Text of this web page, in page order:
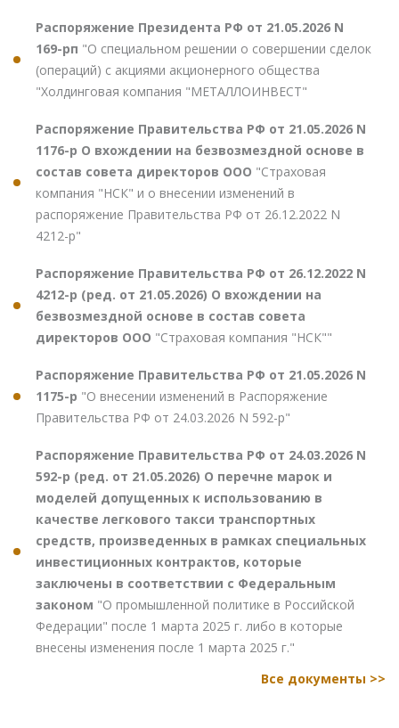
Распоряжение Президента РФ от 21.05.2026 N
169-рп "О специальном решении о совершении сделок
(операций) с акциями акционерного общества
"Холдинговая компания "МЕТАЛЛОИНВЕСТ"
Распоряжение Правительства РФ от 21.05.2026 N
1176-р О вхождении на безвозмездной основе в
состав совета директоров ООО "Страховая
компания "НСК" и о внесении изменений в
распоряжение Правительства РФ от 26.12.2022 N
4212-р"
Распоряжение Правительства РФ от 26.12.2022 N
4212-р (ред. от 21.05.2026) О вхождении на
безвозмездной основе в состав совета
директоров ООО "Страховая компания "НСК""
Распоряжение Правительства РФ от 21.05.2026 N
1175-р "О внесении изменений в Распоряжение
Правительства РФ от 24.03.2026 N 592-р"
Распоряжение Правительства РФ от 24.03.2026 N
592-р (ред. от 21.05.2026) О перечне марок и
моделей допущенных к использованию в
качестве легкового такси транспортных
средств, произведенных в рамках специальных
инвестиционных контрактов, которые
заключены в соответствии с Федеральным
законом "О промышленной политике в Российской
Федерации" после 1 марта 2025 г. либо в которые
внесены изменения после 1 марта 2025 г."
Все документы >>